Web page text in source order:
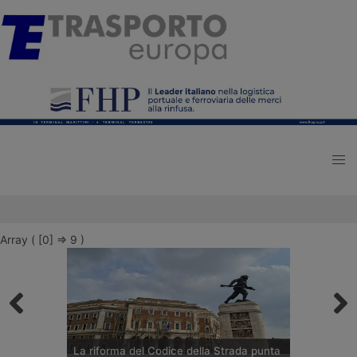
Array ( [0] => 9 )
La riforma del Codice della Strada punta